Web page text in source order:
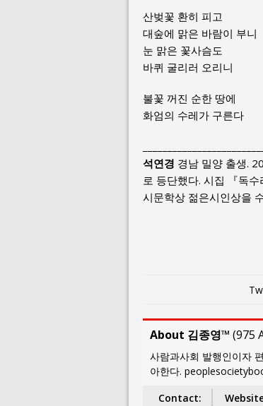
산벚꽃 환히 피고
대숲에 맑은 바람이 부니
눈 맑은 꽃사슴도
바퀴 굴리러 오리니
불꽃 꺼진 순한 땅에
화엄의 수레가 구른다
석연경 경남 밀양 출생.
로 등단했다. 시집 『독
시문학상 젊은시인상을
About 김종영™ (975
사람과사회 발행인이자
아한다.
Contact: